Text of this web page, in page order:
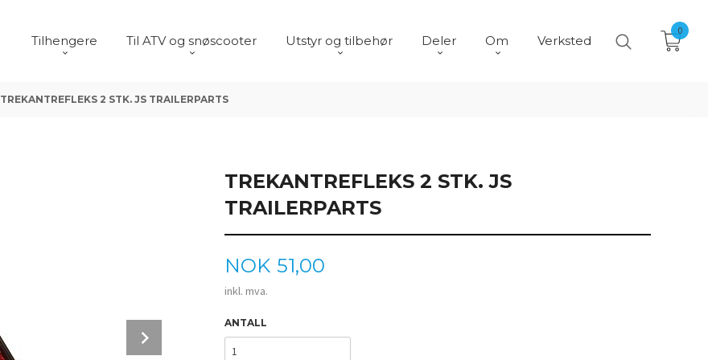
Tilhengere Til ATV og snøscooter Utstyr og tilbehør Deler Om Verksted
0
TREKANTREFLEKS 2 STK. JS TRAILERPARTS
TREKANTREFLEKS 2 STK. JS
TRAILERPARTS
Pris
NOK 51,00
inkl. mva.
ANTALL